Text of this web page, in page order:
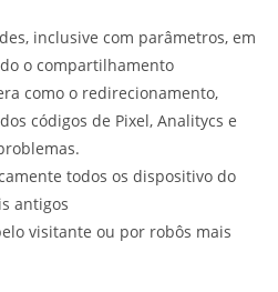
inclusive com parâmetros, em
o compartilhamento
como o redirecionamento,
códigos de Pixel, Analitycs e
todos os dispositivo do
antigos
visitante ou por robôs mais